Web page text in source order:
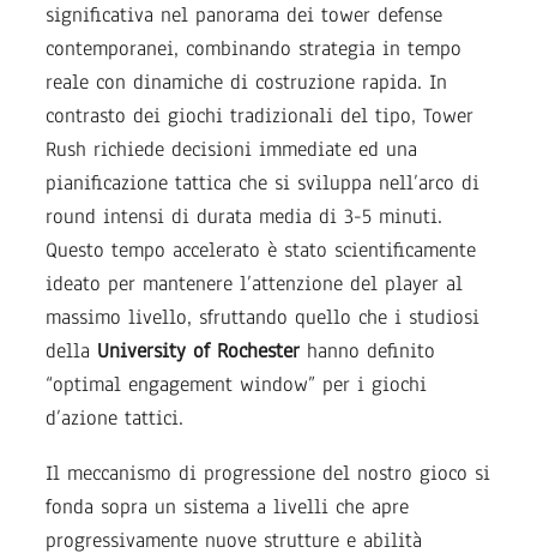
significativa nel panorama dei tower defense
contemporanei, combinando strategia in tempo
reale con dinamiche di costruzione rapida. In
contrasto dei giochi tradizionali del tipo, Tower
Rush richiede decisioni immediate ed una
pianificazione tattica che si sviluppa nell’arco di
round intensi di durata media di 3-5 minuti.
Questo tempo accelerato è stato scientificamente
ideato per mantenere l’attenzione del player al
massimo livello, sfruttando quello che i studiosi
della University of Rochester hanno definito
“optimal engagement window” per i giochi
d’azione tattici.
Il meccanismo di progressione del nostro gioco si
fonda sopra un sistema a livelli che apre
progressivamente nuove strutture e abilità